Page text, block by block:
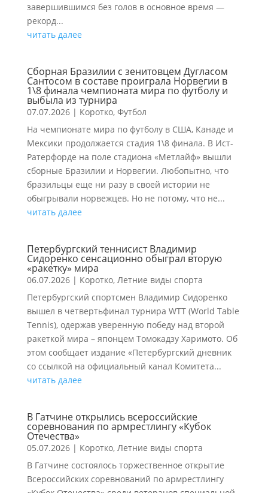
завершившимся без голов в основное время —
рекорд...
читать далее
Сборная Бразилии с зенитовцем Дугласом
Сантосом в составе проиграла Норвегии в
1\8 финала чемпионата мира по футболу и
выбыла из турнира
07.07.2026| Коротко, Футбол
На чемпионате мира по футболу в США, Канаде и
Мексики продолжается стадия 1\8 финала. В Ист-
Ратерфорде на поле стадиона «Метлайф» вышли
сборные Бразилии и Норвегии. Любопытно, что
бразильцы еще ни разу в своей истории не
обыгрывали норвежцев. Но не потому, что не...
читать далее
Петербургский теннисист Владимир
Сидоренко сенсационно обыграл вторую
«ракетку» мира
06.07.2026| Коротко, Летние виды спорта
Петербургский спортсмен Владимир Сидоренко
вышел в четвертьфинал турнира WTT (World Table
Tennis), одержав уверенную победу над второй
ракеткой мира – японцем Томокадзу Харимото. Об
этом сообщает издание «Петербургский дневник
со ссылкой на официальный канал Комитета...
читать далее
В Гатчине открылись всероссийские
соревнования по армрестлингу «Кубок
Отечества»
05.07.2026| Коротко, Летние виды спорта
В Гатчине состоялось торжественное открытие
Всероссийских соревнований по армрестлингу